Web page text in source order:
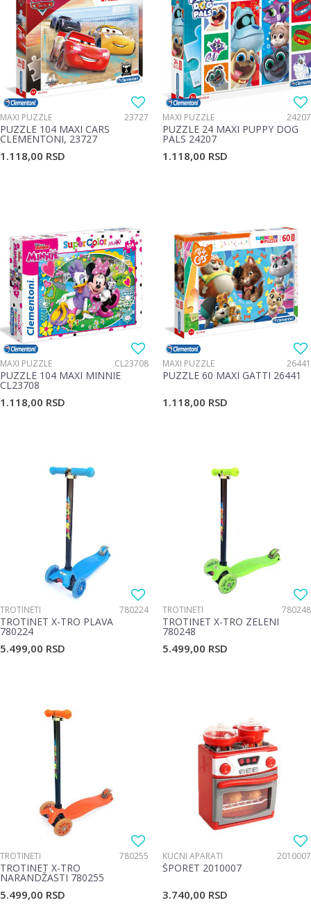
MAXI PUZZLE 23727
PUZZLE 104 MAXI CARS
CLEMENTONI, 23727
1.118,00 RSD
MAXI PUZZLE 24207
PUZZLE 24 MAXI PUPPY DOG
PALS 24207
1.118,00 RSD
MAXI PUZZLE CL23708
PUZZLE 104 MAXI MINNIE
CL23708
1.118,00 RSD
MAXI PUZZLE 26441
PUZZLE 60 MAXI GATTI 26441
1.118,00 RSD
TROTINETI 780224
TROTINET X-TRO PLAVA
780224
5.499,00 RSD
TROTINETI 780248
TROTINET X-TRO ZELENI
780248
5.499,00 RSD
TROTINETI 780255
TROTINET X-TRO
NARANDŽASTI 780255
5.499,00 RSD
KUĆNI APARATI 2010007
ŠPORET 2010007
3.740,00 RSD